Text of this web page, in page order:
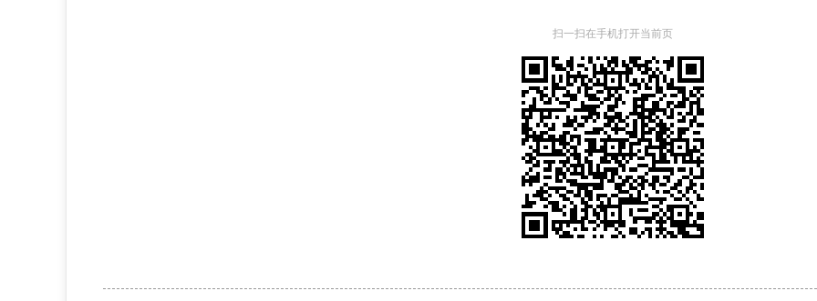
扫一扫在手机打开当前页